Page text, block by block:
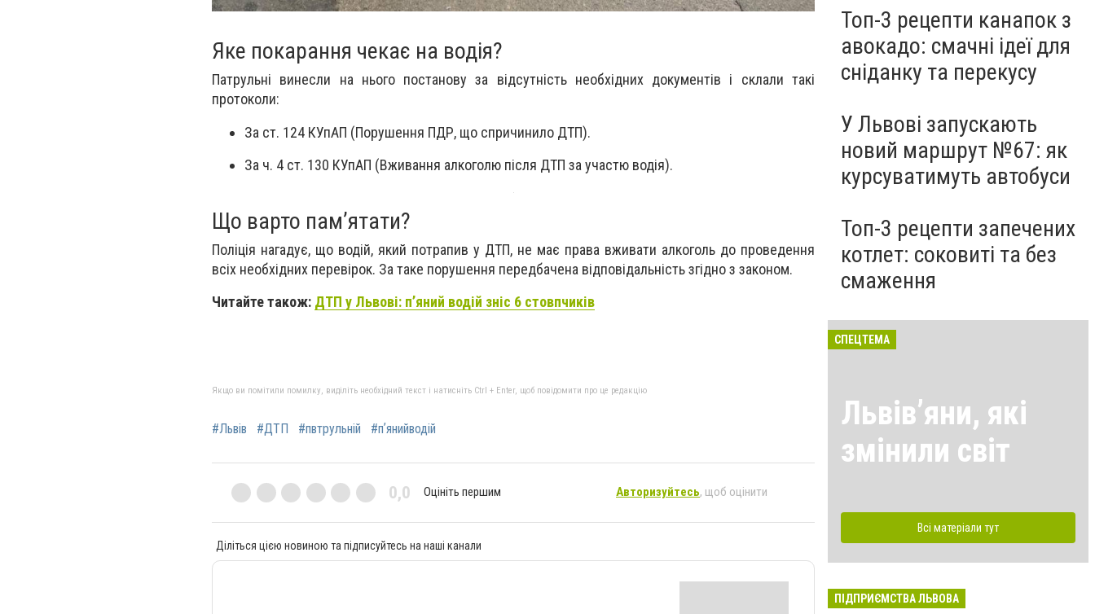
Яке покарання чекає на водія?
Патрульні винесли на нього постанову за відсутність необхідних документів і склали такі
протоколи:
За ст. 124 КУпАП (Порушення ПДР, що спричинило ДТП).
За ч. 4 ст. 130 КУпАП (Вживання алкоголю після ДТП за участю водія).
Що варто пам’ятати?
Поліція нагадує, що водій, який потрапив у ДТП, не має права вживати алкоголь до проведення
всіх необхідних перевірок. За таке порушення передбачена відповідальність згідно з законом.
Читайте також: ДТП у Львові: п’яний водій зніс 6 стовпчиків
Якщо ви помітили помилку, виділіть необхідний текст і натисніть Ctrl + Enter, щоб повідомити про це редакцію
#Львів #ДТП #пвтрульній #пʼянийводій
0,0 Оцініть першим Авторизуйтесь, щоб оцінити
Діліться цією новиною та підписуйтесь на наші канали
Топ-3 рецепти канапок з
авокадо: смачні ідеї для
сніданку та перекусу
У Львові запускають
новий маршрут №67: як
курсуватимуть автобуси
Топ-3 рецепти запечених
котлет: соковиті та без
смаження
СПЕЦТЕМА
Львівʼяни, які
змінили світ
Всі матеріали тут
ПІДПРИЄМСТВА ЛЬВОВА